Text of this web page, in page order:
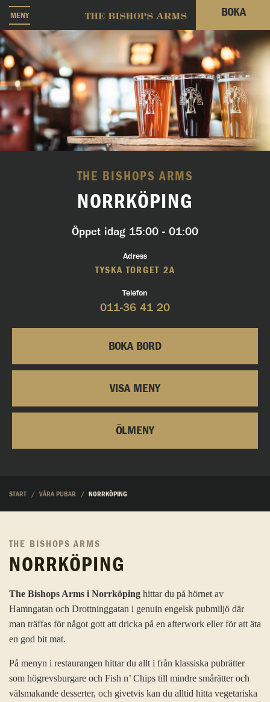
MENY BOKA
THE BISHOPS ARMS
NORRKÖPING
Öppet idag 15:00 - 01:00
Adress
TYSKA TORGET 2A
Telefon
011-36 41 20
BOKA BORD
VISA MENY
ÖLMENY
START VÅRA PUBAR NORRKÖPING
THE BISHOPS ARMS
NORRKÖPING
The Bishops Arms i Norrköping hittar du på hörnet av
Hamngatan och Drottninggatan i genuin engelsk pubmiljö där
man träffas för något gott att dricka på en afterwork eller för att äta
en god bit mat.
På menyn i restaurangen hittar du allt i från klassiska pubrätter
som högrevsburgare och Fish n’ Chips till mindre smårätter och
välsmakande desserter, och givetvis kan du alltid hitta vegetariska